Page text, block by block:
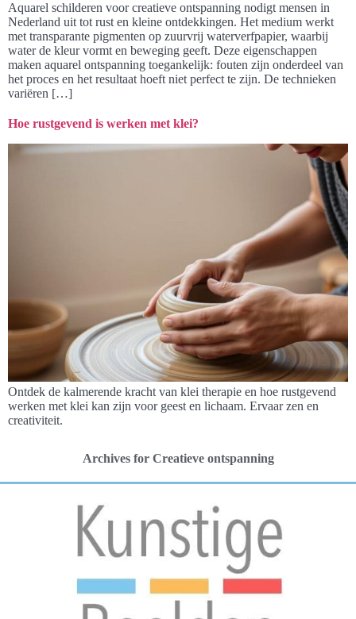
Aquarel schilderen voor creatieve ontspanning nodigt mensen in
Nederland uit tot rust en kleine ontdekkingen. Het medium werkt
met transparante pigmenten op zuurvrij waterverfpapier, waarbij
water de kleur vormt en beweging geeft. Deze eigenschappen
maken aquarel ontspanning toegankelijk: fouten zijn onderdeel van
het proces en het resultaat hoeft niet perfect te zijn. De technieken
variëren […]
Hoe rustgevend is werken met klei?
Ontdek de kalmerende kracht van klei therapie en hoe rustgevend
werken met klei kan zijn voor geest en lichaam. Ervaar zen en
creativiteit.
Archives for Creatieve ontspanning